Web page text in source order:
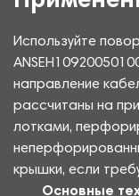
Используйте
направление
рассчитаны на
лотками,
крышки, если
Основные